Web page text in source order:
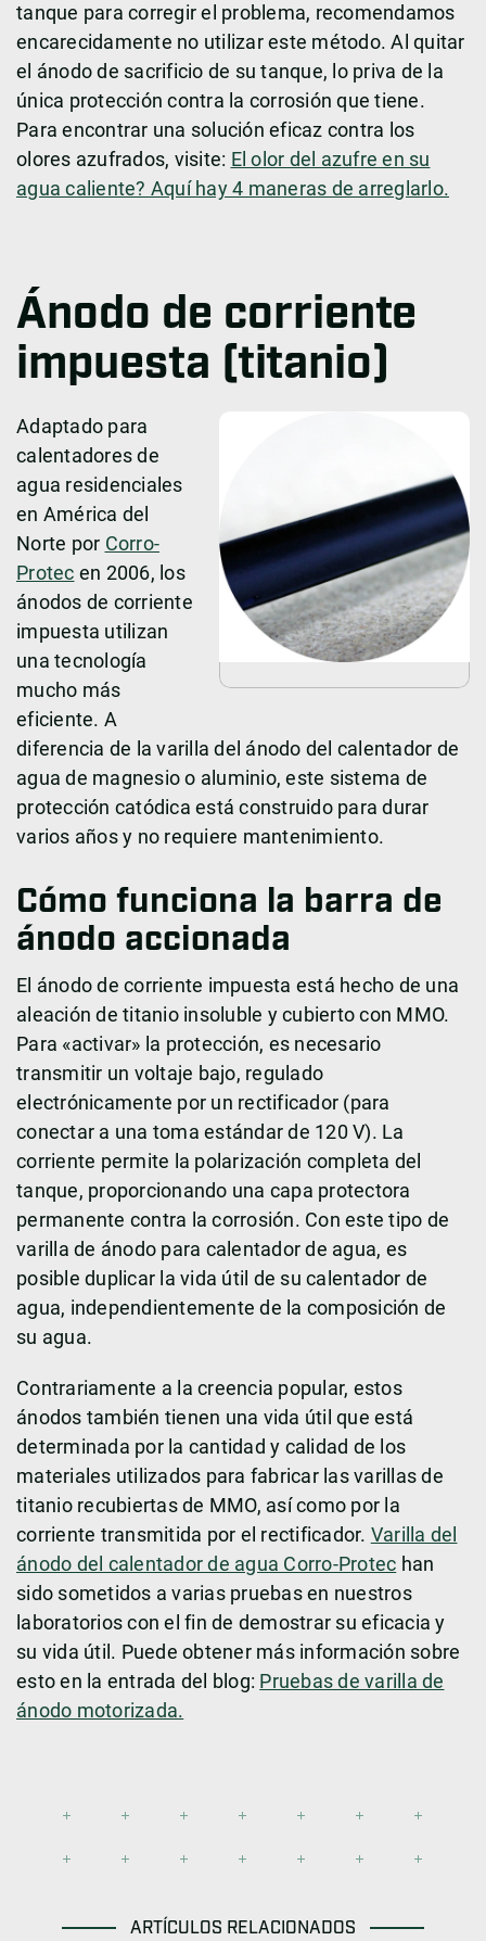
tanque para corregir el problema, recomendamos
encarecidamente no utilizar este método. Al quitar
el ánodo de sacrificio de su tanque, lo priva de la
única protección contra la corrosión que tiene.
Para encontrar una solución eficaz contra los
olores azufrados, visite: El olor del azufre en su
agua caliente? Aquí hay 4 maneras de arreglarlo.
Ánodo de corriente
impuesta (titanio)
Adaptado para
calentadores de
agua residenciales
en América del
Norte por Corro-
Protec en 2006, los
ánodos de corriente
impuesta utilizan
una tecnología
mucho más
eficiente. A
diferencia de la varilla del ánodo del calentador de
agua de magnesio o aluminio, este sistema de
protección catódica está construido para durar
varios años y no requiere mantenimiento.
Cómo funciona la barra de
ánodo accionada
El ánodo de corriente impuesta está hecho de una
aleación de titanio insoluble y cubierto con MMO.
Para «activar» la protección, es necesario
transmitir un voltaje bajo, regulado
electrónicamente por un rectificador (para
conectar a una toma estándar de 120 V). La
corriente permite la polarización completa del
tanque, proporcionando una capa protectora
permanente contra la corrosión. Con este tipo de
varilla de ánodo para calentador de agua, es
posible duplicar la vida útil de su calentador de
agua, independientemente de la composición de
su agua.
Contrariamente a la creencia popular, estos
ánodos también tienen una vida útil que está
determinada por la cantidad y calidad de los
materiales utilizados para fabricar las varillas de
titanio recubiertas de MMO, así como por la
corriente transmitida por el rectificador. Varilla del
ánodo del calentador de agua Corro-Protec han
sido sometidos a varias pruebas en nuestros
laboratorios con el fin de demostrar su eficacia y
su vida útil. Puede obtener más información sobre
esto en la entrada del blog: Pruebas de varilla de
ánodo motorizada.
ARTÍCULOS RELACIONADOS